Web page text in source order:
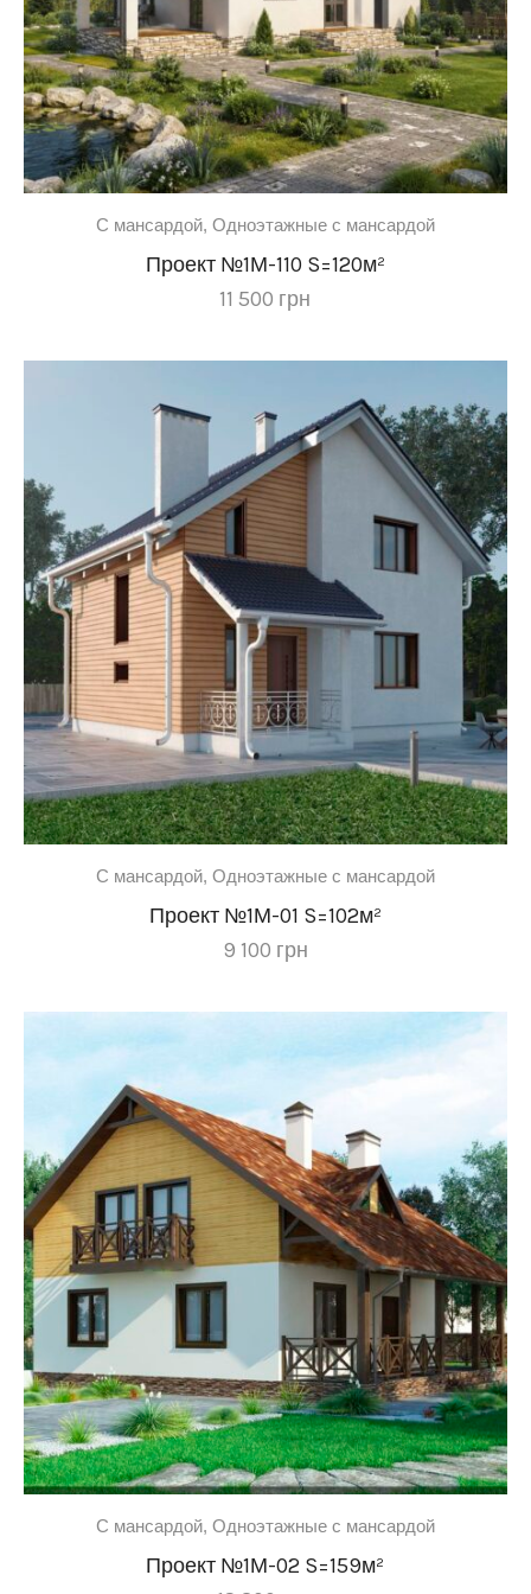
участка:
C мансардой, Одноэтажные с мансардой
Проект №1М-110 S=120м²
11 500 грн
C мансардой, Одноэтажные с мансардой
Проект №1М-01 S=102м²
9 100 грн
C мансардой, Одноэтажные с мансардой
Проект №1М-02 S=159м²